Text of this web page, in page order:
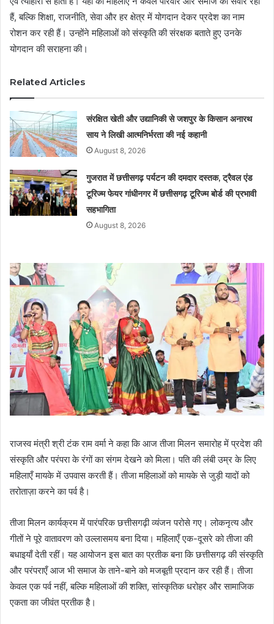
हैं, बल्कि शिक्षा, राजनीति, सेवा और हर क्षेत्र में योगदान देकर प्रदेश का नाम
रोशन कर रही हैं। उन्होंने महिलाओं को संस्कृति की संरक्षक बताते हुए उनके
योगदान की सराहना की।
Related Articles
संरक्षित खेती और उद्यानिकी से जशपुर के किसान अनारथ
साय ने लिखी आत्मनिर्भरता की नई कहानी
August 8, 2026
गुजरात में छत्तीसगढ़ पर्यटन की दमदार दस्तक, ट्रैवल एंड
टूरिज्म फेयर गांधीनगर में छत्तीसगढ़ टूरिज्म बोर्ड की प्रभावी
सहभागिता
August 8, 2026
राजस्व मंत्री श्री टंक राम वर्मा ने कहा कि आज तीजा मिलन समारोह में प्रदेश की
संस्कृति और परंपरा के रंगों का संगम देखने को मिला। पति की लंबी उम्र के लिए
महिलाएँ मायके में उपवास करती हैं। तीजा महिलाओं को मायके से जुड़ी यादों को
तरोताज़ा करने का पर्व है।
तीजा मिलन कार्यक्रम में पारंपरिक छत्तीसगढ़ी व्यंजन परोसे गए। लोकनृत्य और
गीतों ने पूरे वातावरण को उल्लासमय बना दिया। महिलाएँ एक-दूसरे को तीजा की
बधाइयाँ देती रहीं। यह आयोजन इस बात का प्रतीक बना कि छत्तीसगढ़ की संस्कृति
और परंपराएँ आज भी समाज के ताने-बाने को मजबूती प्रदान कर रही हैं। तीजा
केवल एक पर्व नहीं, बल्कि महिलाओं की शक्ति, सांस्कृतिक धरोहर और सामाजिक
एकता का जीवंत प्रतीक है।